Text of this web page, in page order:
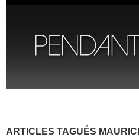
ARTICLES TAGUÉS